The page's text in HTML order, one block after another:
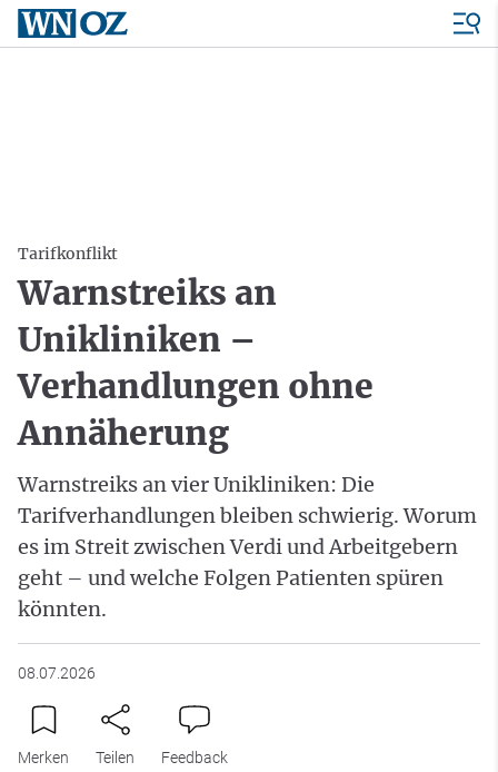
Tarifkonflikt
Warnstreiks an
Unikliniken –
Verhandlungen ohne
Annäherung
Warnstreiks an vier Unikliniken: Die
Tarifverhandlungen bleiben schwierig. Worum
es im Streit zwischen Verdi und Arbeitgebern
geht – und welche Folgen Patienten spüren
könnten.
08.07.2026
Merken Teilen Feedback